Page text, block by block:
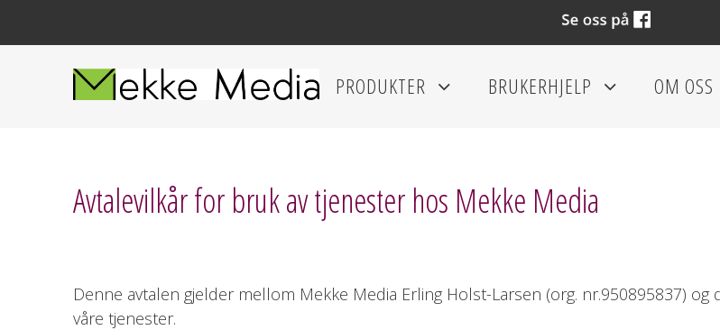
PRODUKTER BRUKERHJELP OM OSS
Avtalevilkår for bruk av tjenester hos Mekke Media
Denne avtalen gjelder mellom Mekke Media Erling Holst-Larsen (org. nr.950895837) og
våre tjenester.